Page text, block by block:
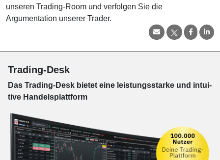
unseren Trading-Room und verfolgen Sie die
Argumentation unserer Trader.
Trading-Desk
Das Trading-Desk bie­tet eine leis­tungs­star­ke und in­tui­
tive Han­dels­platt­form